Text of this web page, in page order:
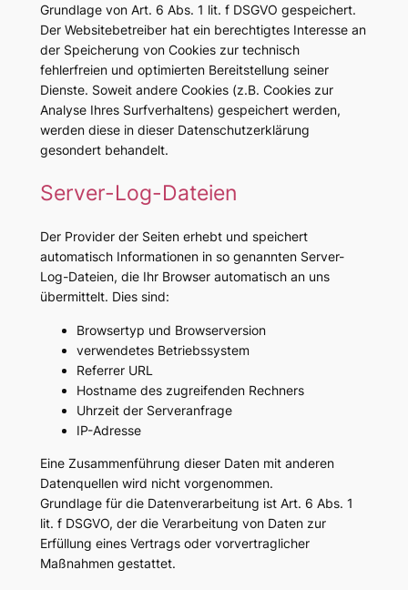
Grundlage von Art. 6 Abs. 1 lit. f DSGVO gespeichert.
Der Websitebetreiber hat ein berechtigtes Interesse an
der Speicherung von Cookies zur technisch
fehlerfreien und optimierten Bereitstellung seiner
Dienste. Soweit andere Cookies (z.B. Cookies zur
Analyse Ihres Surfverhaltens) gespeichert werden,
werden diese in dieser Datenschutzerklärung
gesondert behandelt.
Server-Log-Dateien
Der Provider der Seiten erhebt und speichert
automatisch Informationen in so genannten Server-
Log-Dateien, die Ihr Browser automatisch an uns
übermittelt. Dies sind:
Browsertyp und Browserversion
verwendetes Betriebssystem
Referrer URL
Hostname des zugreifenden Rechners
Uhrzeit der Serveranfrage
IP-Adresse
Eine Zusammenführung dieser Daten mit anderen
Datenquellen wird nicht vorgenommen.
Grundlage für die Datenverarbeitung ist Art. 6 Abs. 1
lit. f DSGVO, der die Verarbeitung von Daten zur
Erfüllung eines Vertrags oder vorvertraglicher
Maßnahmen gestattet.